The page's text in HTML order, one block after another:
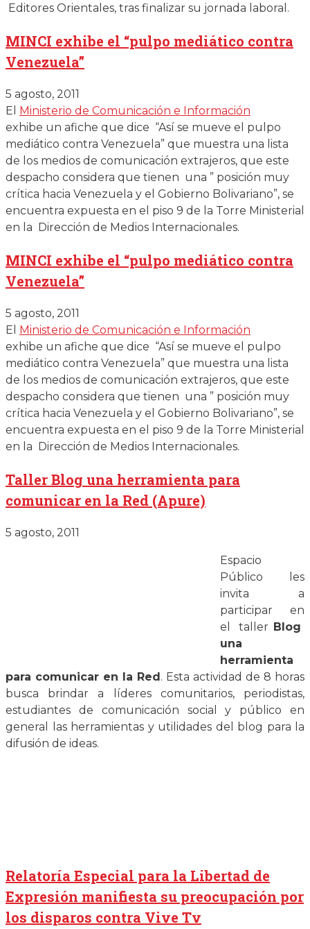
Editores Orientales, tras finalizar su jornada laboral.
MINCI exhibe el “pulpo mediático contra
Venezuela”
5 agosto, 2011
El Ministerio de Comunicación e Información
exhibe un afiche que dice “Así se mueve el pulpo
mediático contra Venezuela” que muestra una lista
de los medios de comunicación extrajeros, que este
despacho considera que tienen una ” posición muy
crítica hacia Venezuela y el Gobierno Bolivariano”, se
encuentra expuesta en el piso 9 de la Torre Ministerial
en la Dirección de Medios Internacionales.
MINCI exhibe el “pulpo mediático contra
Venezuela”
5 agosto, 2011
El Ministerio de Comunicación e Información
exhibe un afiche que dice “Así se mueve el pulpo
mediático contra Venezuela” que muestra una lista
de los medios de comunicación extrajeros, que este
despacho considera que tienen una ” posición muy
crítica hacia Venezuela y el Gobierno Bolivariano”, se
encuentra expuesta en el piso 9 de la Torre Ministerial
en la Dirección de Medios Internacionales.
Taller Blog una herramienta para
comunicar en la Red (Apure)
5 agosto, 2011
Espacio
Público les
invita a
participar en
el taller Blog
una
herramienta
para comunicar en la Red. Esta actividad de 8 horas
busca brindar a líderes comunitarios, periodistas,
estudiantes de comunicación social y público en
general las herramientas y utilidades del blog para la
difusión de ideas.
Relatoría Especial para la Libertad de
Expresión manifiesta su preocupación por
los disparos contra Vive Tv